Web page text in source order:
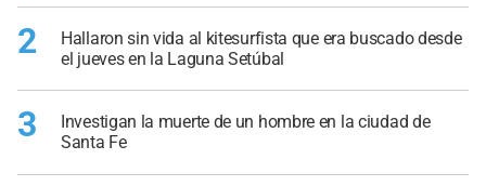
2
Hallaron sin vida al kitesurfista que era buscado desde
el jueves en la Laguna Setúbal
3
Investigan la muerte de un hombre en la ciudad de
Santa Fe